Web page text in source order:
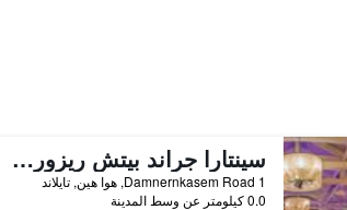
سينتارا جراند بيتش ريزورت هوا هين
1 Damnernkasem Road, هوا هين, تايلاند
0.0 كيلومتر عن وسط المدينة